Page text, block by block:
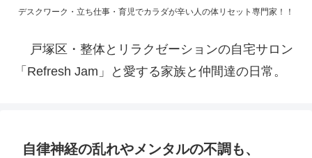
デスクワーク・立ち仕事・育児でカラダが辛い人の体リセット専門家！！
戸塚区・整体とリラクゼーションの自宅サロン
「Refresh Jam」と愛する家族と仲間達の日常。
自律神経の乱れやメンタルの不調も、